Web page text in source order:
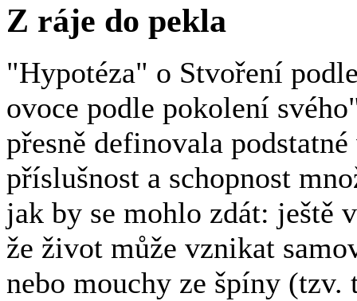
Z ráje do pekla
"Hypotéza" o Stvoření
ovoce podle pokolení
přesně definovala
příslušnost a schopnost
jak by se mohlo zdát: ještě
že život může vznikat
nebo mouchy ze špíny (tzv.